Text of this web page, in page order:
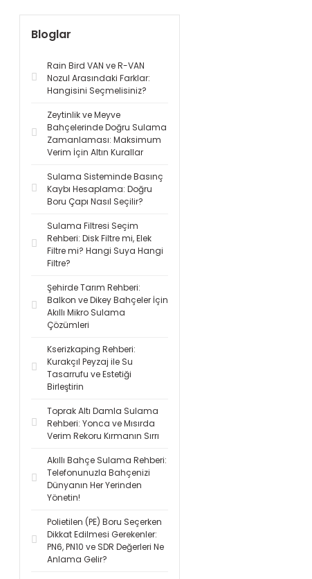
Bloglar
Rain Bird VAN ve R-VAN
Nozul Arasındaki Farklar:
Hangisini Seçmelisiniz?
Zeytinlik ve Meyve
Bahçelerinde Doğru Sulama
Zamanlaması: Maksimum
Verim İçin Altın Kurallar
Sulama Sisteminde Basınç
Kaybı Hesaplama: Doğru
Boru Çapı Nasıl Seçilir?
Sulama Filtresi Seçim
Rehberi: Disk Filtre mi, Elek
Filtre mi? Hangi Suya Hangi
Filtre?
Şehirde Tarım Rehberi:
Balkon ve Dikey Bahçeler İçin
Akıllı Mikro Sulama
Çözümleri
Kserizkaping Rehberi:
Kurakçıl Peyzaj ile Su
Tasarrufu ve Estetiği
Birleştirin
Toprak Altı Damla Sulama
Rehberi: Yonca ve Mısırda
Verim Rekoru Kırmanın Sırrı
Akıllı Bahçe Sulama Rehberi:
Telefonunuzla Bahçenizi
Dünyanın Her Yerinden
Yönetin!
Polietilen (PE) Boru Seçerken
Dikkat Edilmesi Gerekenler:
PN6, PN10 ve SDR Değerleri Ne
Anlama Gelir?